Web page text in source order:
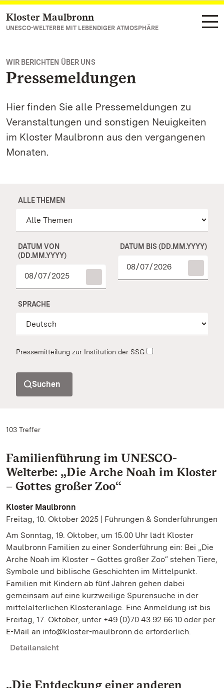
Zum Hauptinhalt springen
Kloster Maulbronn
UNESCO-WELTERBE MIT LEBENDIGER ATMOSPHÄRE
WIR BERICHTEN ÜBER UNS
Pressemeldungen
Hier finden Sie alle Pressemeldungen zu
Veranstaltungen und sonstigen Neuigkeiten
im Kloster Maulbronn aus den vergangenen
Monaten.
ALLE THEMEN
DATUM VON
(DD.MM.YYYY)
DATUM BIS (DD.MM.YYYY)
SPRACHE
Pressemitteilung zur Institution der SSG
Suchen
103 Treffer
Familienführung im UNESCO-
Welterbe: „Die Arche Noah im Kloster
– Gottes großer Zoo“
Kloster Maulbronn
Freitag, 10. Oktober 2025 | Führungen & Sonderführungen
Am Sonntag, 19. Oktober, um 15.00 Uhr lädt Kloster
Maulbronn Familien zu einer Sonderführung ein: Bei „Die
Arche Noah im Kloster – Gottes großer Zoo“ stehen Tiere,
Symbole und biblische Geschichten im Mittelpunkt.
Familien mit Kindern ab fünf Jahren gehen dabei
gemeinsam auf eine kurzweilige Spurensuche in der
mittelalterlichen Klosteranlage. Eine Anmeldung ist bis
Freitag, 17. Oktober, unter +49 (0)70 43.92 66 10 oder per
E-Mail an info@kloster-maulbronn.de erforderlich.
Detailansicht
„Die Entdeckung einer anderen